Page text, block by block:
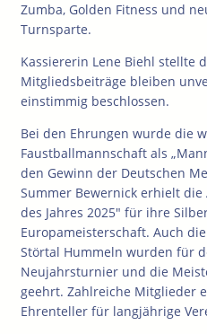
Zumba, Golden Fitness und
Turnsparte.
Kassiererin Lene Biehl stellte
Mitgliedsbeiträge bleiben
einstimmig beschlossen.
Bei den Ehrungen wurde die
Faustballmannschaft als
den Gewinn der Deutschen
Summer Bewernick erhielt
des Jahres 2025″ für ihre
Europameisterschaft. Auch
Störtal Hummeln wurden für
Neujahrsturnier und die
geehrt. Zahlreiche Mitglieder
Ehrenteller für langjährige